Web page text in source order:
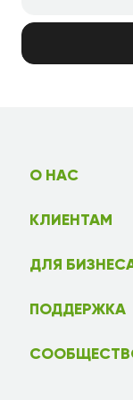
О НАС
КЛИЕНТАМ
ДЛЯ
ПОДДЕРЖКА